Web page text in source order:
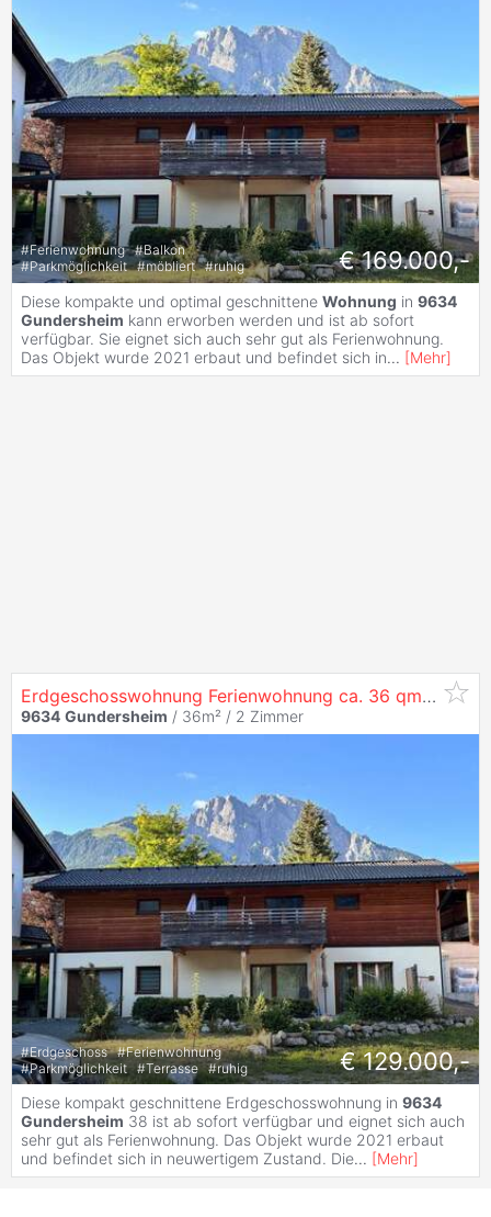
#Ferienwohnung #Balkon
#Parkmöglichkeit #möbliert #ruhig € 169.000,-
Diese kompakte und optimal geschnittene Wohnung in 9634
Gundersheim kann erworben werden und ist ab sofort
verfügbar. Sie eignet sich auch sehr gut als Ferienwohnung.
Das Objekt wurde 2021 erbaut und befindet sich in... [Mehr]
Erdgeschosswohnung Ferienwohnung ca. 36 qm mit (Süd-) Terrasse & Blick auf die Karnischen Alpen im südlichen Kärnten TOP
9634 Gundersheim / 36m² / 2 Zimmer
#Erdgeschoss #Ferienwohnung
#Parkmöglichkeit #Terrasse #ruhig € 129.000,-
Diese kompakt geschnittene Erdgeschosswohnung in 9634
Gundersheim 38 ist ab sofort verfügbar und eignet sich auch
sehr gut als Ferienwohnung. Das Objekt wurde 2021 erbaut
und befindet sich in neuwertigem Zustand. Die... [Mehr]